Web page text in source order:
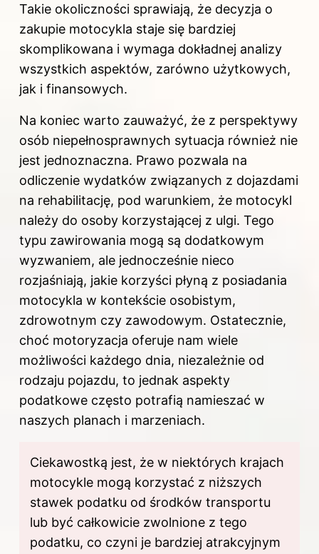
Takie okoliczności sprawiają, że decyzja o
zakupie motocykla staje się bardziej
skomplikowana i wymaga dokładnej analizy
wszystkich aspektów, zarówno użytkowych,
jak i finansowych.
Na koniec warto zauważyć, że z perspektywy
osób niepełnosprawnych sytuacja również nie
jest jednoznaczna. Prawo pozwala na
odliczenie wydatków związanych z dojazdami
na rehabilitację, pod warunkiem, że motocykl
należy do osoby korzystającej z ulgi. Tego
typu zawirowania mogą są dodatkowym
wyzwaniem, ale jednocześnie nieco
rozjaśniają, jakie korzyści płyną z posiadania
motocykla w kontekście osobistym,
zdrowotnym czy zawodowym. Ostatecznie,
choć motoryzacja oferuje nam wiele
możliwości każdego dnia, niezależnie od
rodzaju pojazdu, to jednak aspekty
podatkowe często potrafią namieszać w
naszych planach i marzeniach.
Ciekawostką jest, że w niektórych krajach
motocykle mogą korzystać z niższych
stawek podatku od środków transportu
lub być całkowicie zwolnione z tego
podatku, co czyni je bardziej atrakcyjnym